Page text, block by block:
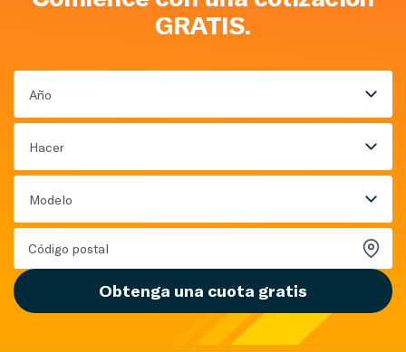
GRATIS.
Año
Hacer
Modelo
Obtenga una cuota gratis